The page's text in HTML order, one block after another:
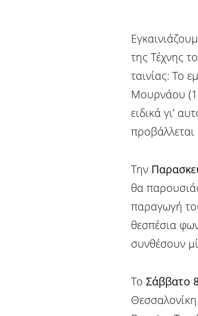
της Τέχνης
ταινίας: Το
Μουρνάου
ειδικά γι’
προβάλλεται
Την
θα
παραγωγή
θεσπέσια
συνθέσουν
ΤοΣάββατο